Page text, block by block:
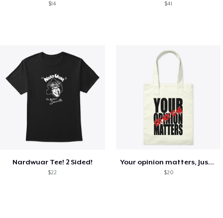
$14 $41
Nardwuar Tee! 2 Sided!
$22
Your opinion matters, Just not to me!
$20